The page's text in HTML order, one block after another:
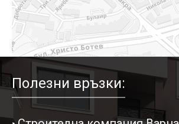
Полезни връзки: